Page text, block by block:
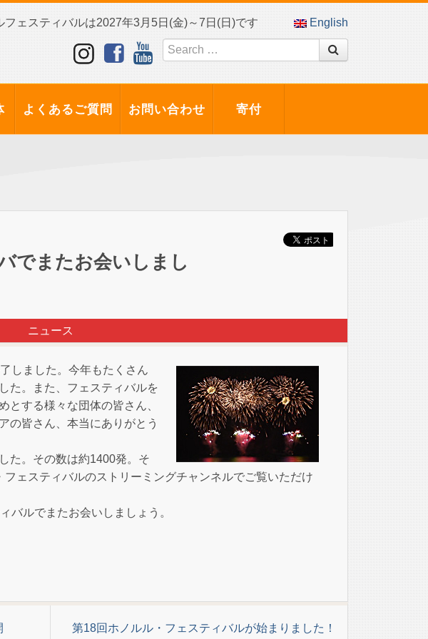
フェスティバルは2027年3月5日(金)～7日(日)です English
よくあるご質問 お問い合わせ 寄付
でまたお会いしまし
ニュース
しました。今年もたくさん
た。また、フェスティバルを
とする様々な団体の皆さん、
の皆さん、本当にありがとう
た。その数は約1400発。そ
ェスティバルのストリーミングチャンネルでご覧いただけ
バルでまたお会いしましょう。
第18回ホノルル・フェスティバルが始まりました！